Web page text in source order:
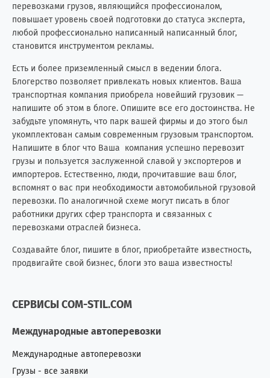
перевозками грузов, являющийся профессионалом,
повышает уровень своей подготовки до статуса эксперта,
любой профессионально написанный написанный блог,
становится инструментом рекламы.
Есть и более приземленный смысл в ведении блога.
Блогерство позволяет привлекать новых клиентов. Ваша
транспортная компания приобрела новейший грузовик —
напишите об этом в блоге. Опишите все его достоинства. Не
забудьте упомянуть, что парк вашей фирмы и до этого был
укомплектован самым современным грузовым транспортом.
Напишите в блог что Ваша компания успешно перевозит
грузы и пользуется заслуженной славой у экспортеров и
импортеров. Естественно, люди, прочитавшие ваш блог,
вспомнят о вас при необходимости автомобильной грузовой
перевозки. По аналогичной схеме могут писать в блог
работники других сфер транспорта и связанных с
перевозками отраслей бизнеса.
Создавайте блог, пишите в блог, приобретайте известность,
продвигайте свой бизнес, блоги это ваша известность!
СЕРВИСЫ COM-STIL.COM
Международные автоперевозки
Международные автоперевозки
Грузы - все заявки